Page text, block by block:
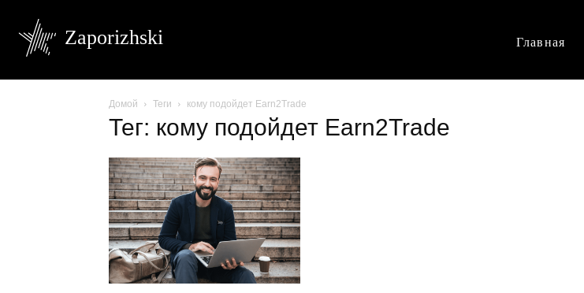
Zaporizhski Главная
Домой Теги кому подойдет Earn2Trade
Тег: кому подойдет Earn2Trade